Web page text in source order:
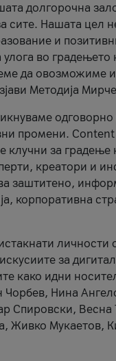
долгорочна
сите. Нашата цел
и
во
да овозможиме
Методија
промени.
клучни за
креатори и
заштитено,
корпоративна
за
како идни
Нина
Спировски,
Живко Мукаетов,